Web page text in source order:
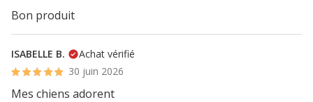
Bon produit
ISABELLE B.
Achat vérifié
30 juin 2026
Mes chiens adorent